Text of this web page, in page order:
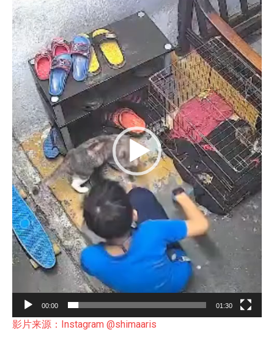
i
d
e
o
P
l
a
y
e
r
00:00 01:30
影片来源：Instagram @shimaaris